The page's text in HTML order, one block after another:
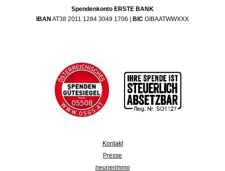
Spendenkonto ERSTE BANK
IBAN AT38 2011 1284 3049 1706 | BIC GIBAATWWXXX
Kontakt
Presse
neunerimmo